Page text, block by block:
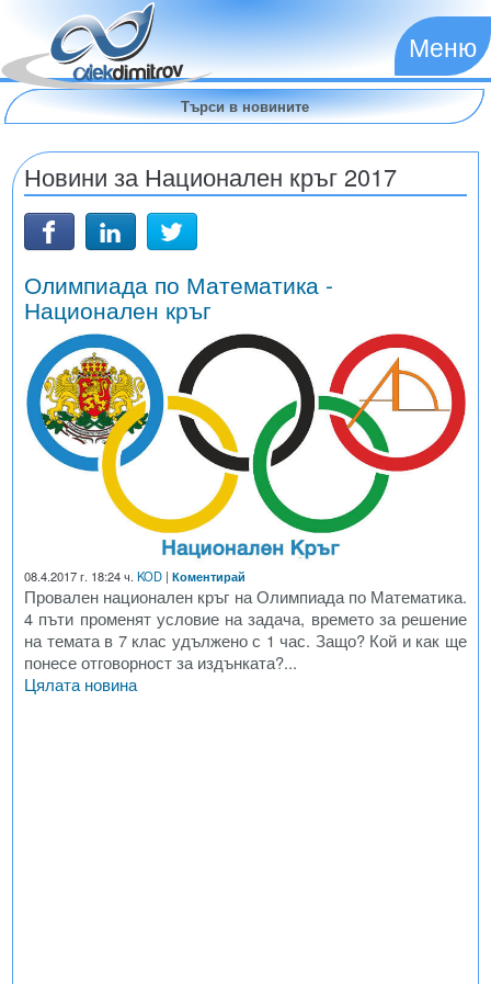
Меню
Новини за Национален кръг 2017
Олимпиада по Математика -
Национален кръг
08.4.2017 г. 18:24 ч. KOD | Коментирай
Провален национален кръг на Олимпиада по Математика.
4 пъти променят условие на задача, времето за решение
на темата в 7 клас удължено с 1 час. Защо? Кой и как ще
понесе отговорност за издънката?...
Цялата новина